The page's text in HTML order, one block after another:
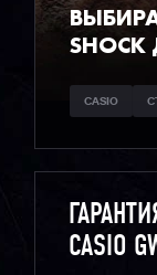
CASIO
CASIO